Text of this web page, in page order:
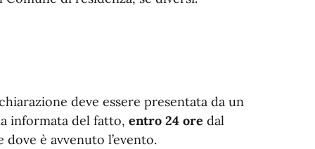
deve essere presentata da un
informata del fatto, entro 24 ore dal
è avvenuto l’evento.